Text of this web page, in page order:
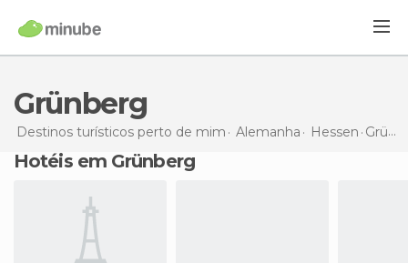
Grünberg
Destinos turísticos perto de mim Alemanha Hessen Grünberg
Hotéis em Grünberg